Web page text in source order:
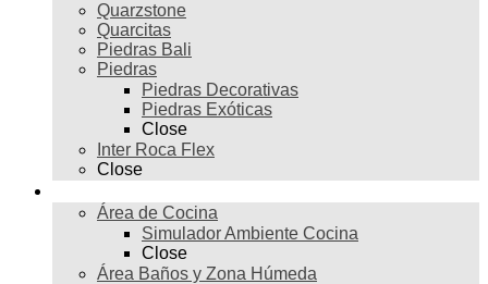
Quarzstone
Quarcitas
Piedras Bali
Piedras
Piedras Decorativas
Piedras Exóticas
Close
Inter Roca Flex
Close
Área de Cocina
Simulador Ambiente Cocina
Close
Área Baños y Zona Húmeda